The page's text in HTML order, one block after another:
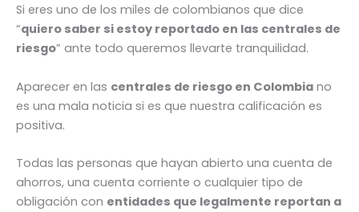
Si eres uno de los miles de colombianos que dice
“quiero saber si estoy reportado en las centrales de
riesgo” ante todo queremos llevarte tranquilidad.
Aparecer en las centrales de riesgo en Colombia no
es una mala noticia si es que nuestra calificación es
positiva.
Todas las personas que hayan abierto una cuenta de
ahorros, una cuenta corriente o cualquier tipo de
obligación con entidades que legalmente reportan a